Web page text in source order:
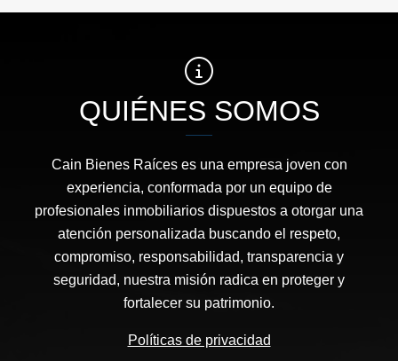
QUIÉNES SOMOS
Cain Bienes Raíces es una empresa joven con
experiencia, conformada por un equipo de
profesionales inmobiliarios dispuestos a otorgar una
atención personalizada buscando el respeto,
compromiso, responsabilidad, transparencia y
seguridad, nuestra misión radica en proteger y
fortalecer su patrimonio.
Políticas de privacidad